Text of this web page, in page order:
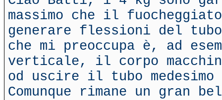
massimo che il
generare flessioni del
che mi preoccupa è, ad
verticale, il corpo
od uscire il tubo
Comunque rimane un gran